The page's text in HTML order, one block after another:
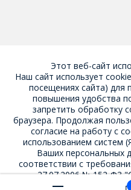
Этот веб-сайт
Наш сайт использует
посещениях сайта) для
повышения удобства
запретить обработку
браузера. Продолжая
согласие на работу с
использованием систем
Ваших персональных
соответствии с
27.07.2006 № 152-Ф3